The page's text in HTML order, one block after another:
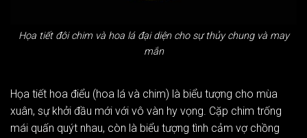
Họa tiết đôi chim và hoa lá đại diện cho sự thủy chung và may
mắn
Họa tiết hoa điểu (hoa lá và chim) là biểu tượng cho mùa
xuân, sự khởi đầu mới với vô vàn hy vọng. Cặp chim trống
mái quấn quýt nhau, còn là biểu tượng tình cảm vợ chồng